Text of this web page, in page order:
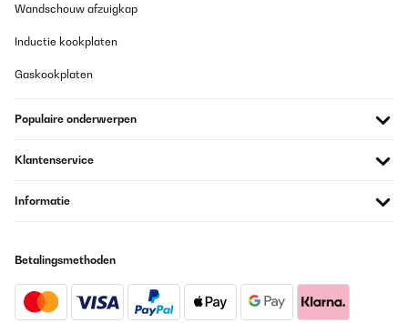
Wandschouw afzuigkap
Inductie kookplaten
Gaskookplaten
Populaire onderwerpen
Klantenservice
Informatie
Betalingsmethoden